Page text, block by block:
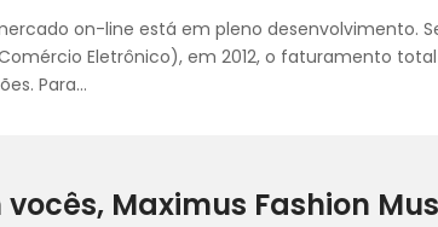
on-line está em pleno desenvolvimento.
Eletrônico), em 2012, o faturamento
Para…
vocês, Maximus Fashion